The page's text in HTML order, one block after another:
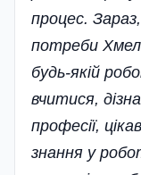
процес.
потреби
будь-якій
вчитися,
професії,
знання у